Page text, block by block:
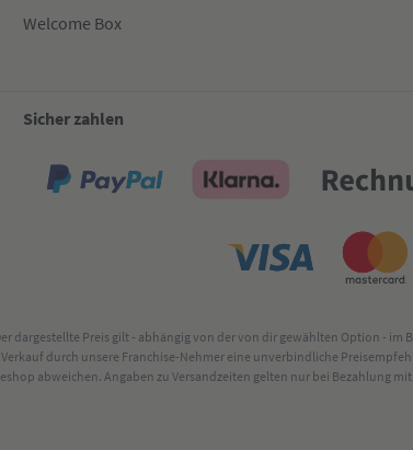
Welcome Box
Sicher zahlen
dargestellte Preis gilt - abhängig von der von dir gewählten Option -
durch unsere Franchise-Nehmer eine unverbindliche
abweichen. Angaben zu Versandzeiten gelten nur bei Bezahlung